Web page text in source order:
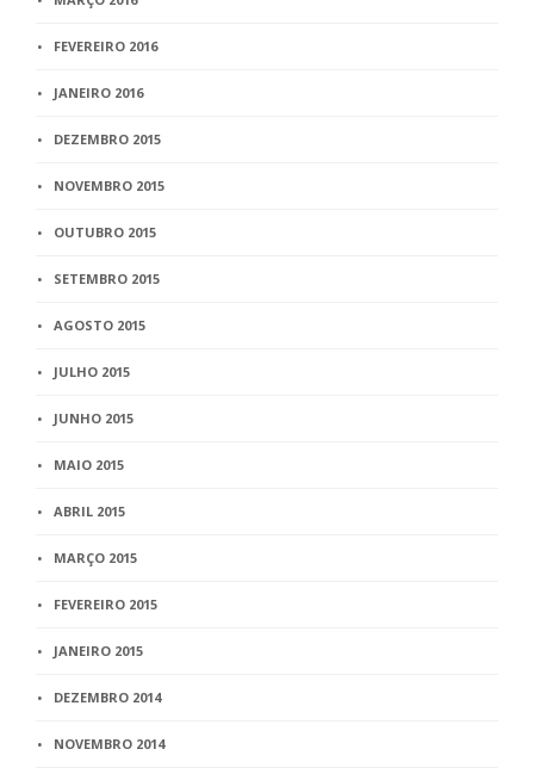
FEVEREIRO 2016
JANEIRO 2016
DEZEMBRO 2015
NOVEMBRO 2015
OUTUBRO 2015
SETEMBRO 2015
AGOSTO 2015
JULHO 2015
JUNHO 2015
MAIO 2015
ABRIL 2015
MARÇO 2015
FEVEREIRO 2015
JANEIRO 2015
DEZEMBRO 2014
NOVEMBRO 2014